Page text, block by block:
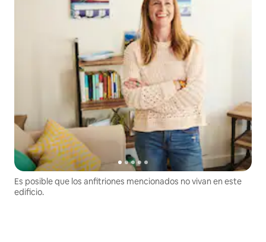
Es posible que los anfitriones mencionados no vivan en este
edificio.